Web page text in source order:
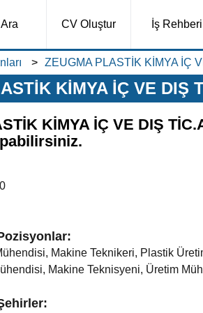
Ara CV Oluştur İş Rehberi
ZEUGMA PLASTİK KİMYA İÇ
KİMYA İÇ VE DIŞ
KİMYA İÇ VE DIŞ
Makine Teknikeri, Plastik
Makine Teknisyeni, Üretim